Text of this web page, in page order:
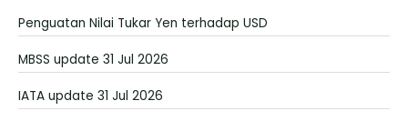
Penguatan Nilai Tukar Yen terhadap USD
MBSS update 31 Jul 2026
IATA update 31 Jul 2026